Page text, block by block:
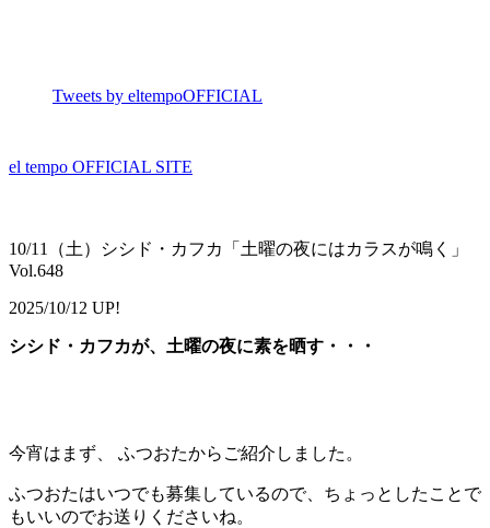
Tweets by eltempoOFFICIAL
el tempo OFFICIAL SITE
10/11（土）シシド・カフカ「土曜の夜にはカラスが鳴く」
Vol.648
2025/10/12 UP!
シシド・カフカが、土曜の夜に素を晒す・・・
今宵はまず、 ふつおたからご紹介しました。
ふつおたはいつでも募集しているので、ちょっとしたことで
もいいのでお送りくださいね。